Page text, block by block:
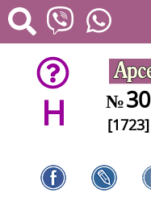
H №30
[1723]